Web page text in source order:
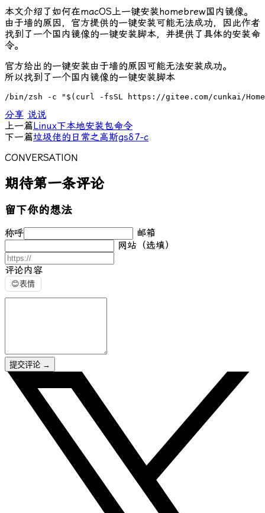
本文介绍了如何在macOS上一键安装homebrew国内镜像。
由于墙的原因，官方提供的一键安装可能无法成功，因此作者
找到了一个国内镜像的一键安装脚本，并提供了具体的安装命
令。
官方给出的一键安装由于墙的原因可能无法安装成功。
所以找到了一个国内镜像的一键安装脚本
/bin/zsh -c "$(curl -fsSL https://gitee.com/cunkai/
分享 说说
上一篇Linux下本地安装包命令
下一篇垃圾佬的日常之高斯gs87-c
CONVERSATION
期待第一条评论
留下你的想法
称呼
邮箱
网站（选填）
评论内容
😊表情
提交评论 →